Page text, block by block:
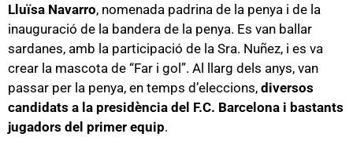
Lluïsa Navarro, nomenada padrina de la penya i de la
inauguració de la bandera de la penya. Es van ballar
sardanes, amb la participació de la Sra. Nuñez, i es va
crear la mascota de “Far i gol”. Al llarg dels anys, van
passar per la penya, en temps d’eleccions, diversos
candidats a la presidència del F.C. Barcelona i bastants
jugadors del primer equip.